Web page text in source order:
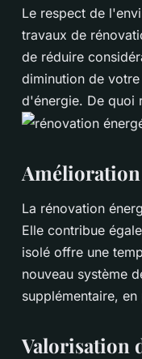
Le respect de
travaux de
de réduire
diminution de
d'énergie. De quoi
Amélioration
La rénovation
Elle contribue
isolé offre une
nouveau système
supplémentaire,
Valorisation